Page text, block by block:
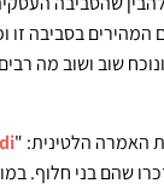
בסביבה
שוב ושוב מה
האמרה הלטינית: "
שהם בני חלוף.